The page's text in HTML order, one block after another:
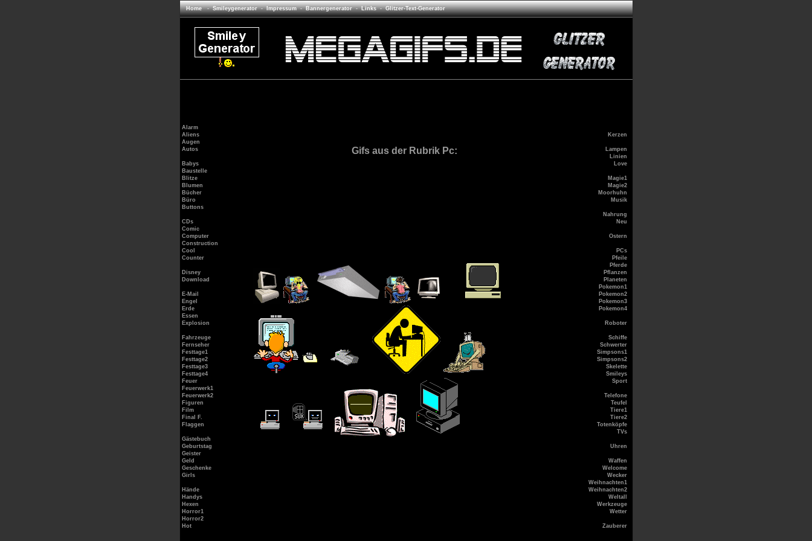
Home-Smileygenerator -Impressum -Bannergenerator -Links -Glitzer-Text-Generator
Alarm
Aliens
Augen
Autos
Babys
Baustelle
Blitze
Blumen
Bücher
Büro
Buttons
CDs
Comic
Computer
Construction
Cool
Counter
Disney
Download
E-Mail
Engel
Erde
Essen
Explosion
Fahrzeuge
Fernseher
Festtage1
Festtage2
Festtage3
Festtage4
Feuer
Feuerwerk1
Feuerwerk2
Figuren
Film
Final F.
Flaggen
Gästebuch
Geburtstag
Geister
Geld
Geschenke
Girls
Hände
Handys
Hexen
Horror1
Horror2
Hot
Gifs aus der Rubrik Pc:
Kerzen
Lampen
Linien
Love
Magie1
Magie2
Moorhuhn
Musik
Nahrung
Neu
Ostern
PCs
Pfeile
Pferde
Pflanzen
Planeten
Pokemon1
Pokemon2
Pokemon3
Pokemon4
Roboter
Schiffe
Schwerter
Simpsons1
Simpsons2
Skelette
Smileys
Sport
Telefone
Teufel
Tiere1
Tiere2
Totenköpfe
TVs
Uhren
Waffen
Welcome
Wecker
Weihnachten1
Weihnachten2
Weltall
Werkzeuge
Wetter
Zauberer